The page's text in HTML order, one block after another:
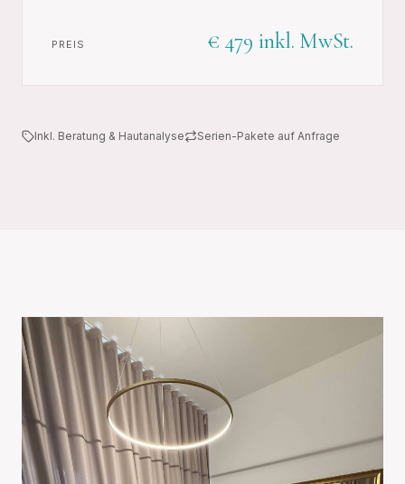
PREIS € 479 inkl. MwSt.
Inkl. Beratung & Hautanalyse Serien-Pakete auf Anfrage